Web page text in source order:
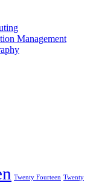
Management
Twenty Fourteen Twenty